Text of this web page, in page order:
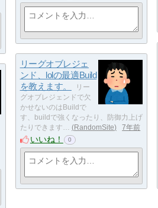
リーグオブレジェ
ンド、lolの最適Build
を教えます。
リー
グオブレジェンドで欠
かせないのはBuildで
す、buildで強くなったり、防御力上げ
たりできます…
RandomSite 7年前
いいね！ 0